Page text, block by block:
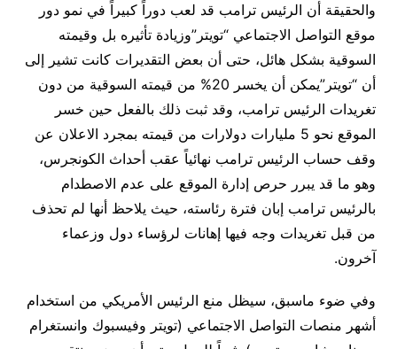
والحقيقة أن الرئيس ترامب قد لعب دوراً كبيراً في نمو دور
موقع التواصل الاجتماعي “تويتر”وزيادة تأثيره بل وقيمته
السوقية بشكل هائل، حتى أن بعض التقديرات كانت تشير إلى
أن “تويتر”يمكن أن يخسر 20% من قيمته السوقية من دون
تغريدات الرئيس ترامب، وقد ثبت ذلك بالفعل حين خسر
الموقع نحو 5 مليارات دولارات من قيمته بمجرد الاعلان عن
وقف حساب الرئيس ترامب نهائياً عقب أحداث الكونجرس،
وهو ما قد يبرر حرص إدارة الموقع على عدم الاصطدام
بالرئيس ترامب إبان فترة رئاسته، حيث يلاحظ أنها لم تحذف
من قبل تغريدات وجه فيها إهانات لرؤساء دول وزعماء
آخرون.
وفي ضوء ماسبق، سيظل منع الرئيس الأمريكي من استخدام
أشهر منصات التواصل الاجتماعي (تويتر وفيسبوك وانستغرام